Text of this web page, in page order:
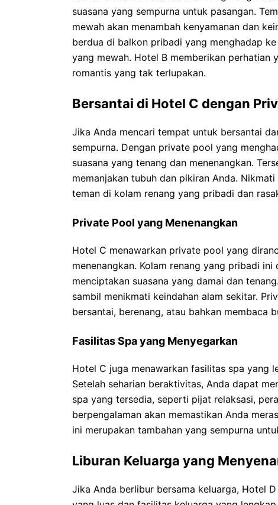
suasana yang sempurna untuk pasangan.
mewah akan menambah kenyamanan dan
berdua di balkon pribadi yang menghadap
yang mewah. Hotel B memberikan perhatian
romantis yang tak terlupakan.
Bersantai di Hotel C dengan
Jika Anda mencari tempat untuk bersantai
sempurna. Dengan private pool yang
suasana yang tenang dan menenangkan.
memanjakan tubuh dan pikiran Anda.
teman di kolam renang yang pribadi dan
Private Pool yang Menenangkan
Hotel C menawarkan private pool yang
menenangkan. Kolam renang yang pribadi
menciptakan suasana yang damai dan
sambil menikmati keindahan alam sekitar.
bersantai, berenang, atau bahkan membaca
Fasilitas Spa yang Menyegarkan
Hotel C juga menawarkan fasilitas spa yang
Setelah seharian beraktivitas, Anda dapat
spa yang tersedia, seperti pijat relaksasi,
berpengalaman akan memastikan Anda
ini merupakan tambahan yang sempurna
Liburan Keluarga yang
Jika Anda berlibur bersama keluarga, Hotel